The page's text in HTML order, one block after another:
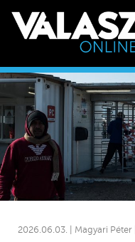
2026.06.03. | Magyari Péter |